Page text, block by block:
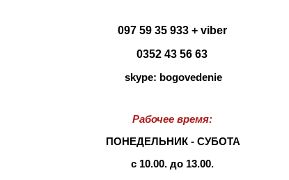
097 59 35 933 + viber
0352 43 56 63
skype: bogovedenie
Рабочее время:
ПОНЕДЕЛЬНИК - СУБОТА
с 10.00. до 13.00.